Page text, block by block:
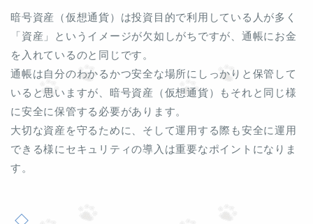
暗号資産（仮想通貨）は投資目的で利用している人が多く
「資産」というイメージが欠如しがちですが、通帳にお金
を入れているのと同じです。
通帳は自分のわかるかつ安全な場所にしっかりと保管して
いると思いますが、暗号資産（仮想通貨）もそれと同じ様
に安全に保管する必要があります。
大切な資産を守るために、そして運用する際も安全に運用
できる様にセキュリティの導入は重要なポイントになりま
す。